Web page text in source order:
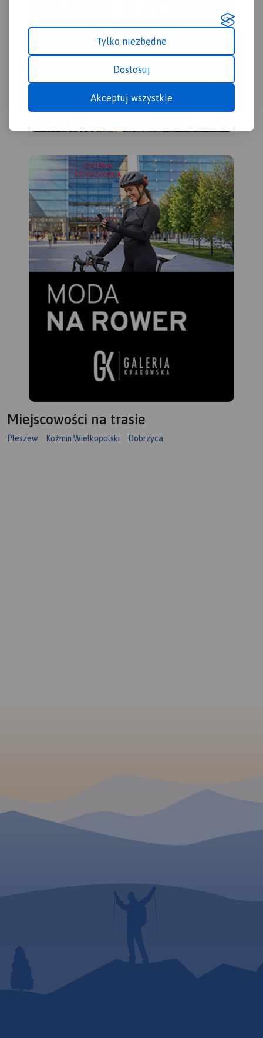
Tylko niezbędne
Dostosuj
Akceptuj wszystkie
pokazano przy pomocy
wschodniej oraz 51°24’-51°48’
szerokości geograficznej
północnej.
Miejscowości na trasie
Pleszew Koźmin Wielkopolski Dobrzyca